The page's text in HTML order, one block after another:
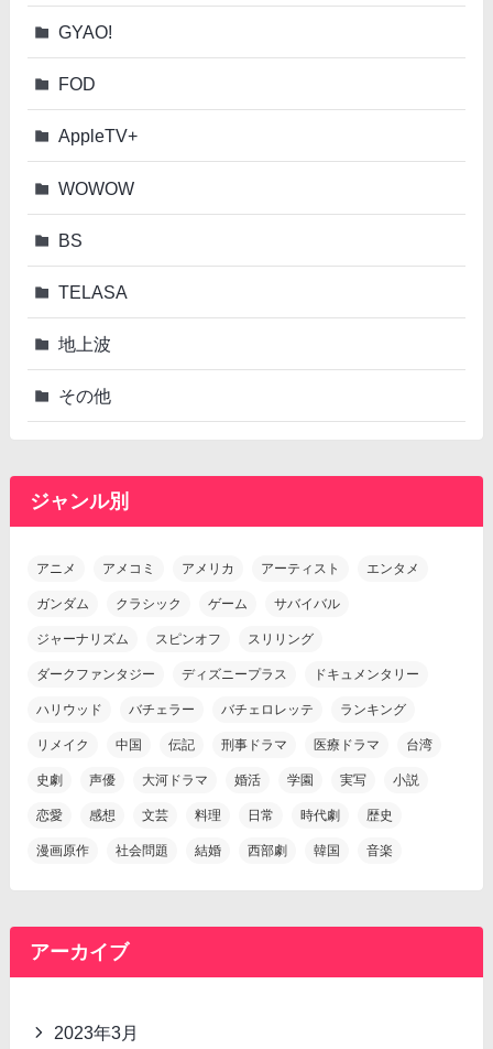
GYAO!
FOD
AppleTV+
WOWOW
BS
TELASA
地上波
その他
ジャンル別
アニメ アメコミ アメリカ アーティスト エンタメ
ガンダム クラシック ゲーム サバイバル
ジャーナリズム スピンオフ スリリング
ダークファンタジー ディズニープラス ドキュメンタリー
ハリウッド バチェラー バチェロレッテ ランキング
リメイク 中国 伝記 刑事ドラマ 医療ドラマ 台湾
史劇 声優 大河ドラマ 婚活 学園 実写 小説
恋愛 感想 文芸 料理 日常 時代劇 歴史
漫画原作 社会問題 結婚 西部劇 韓国 音楽
アーカイブ
2023年3月